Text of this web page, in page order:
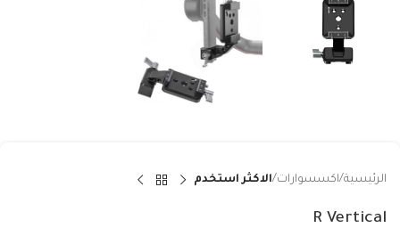
الرئيسية اكسسوارات الاكثر استخدم
R Vertical